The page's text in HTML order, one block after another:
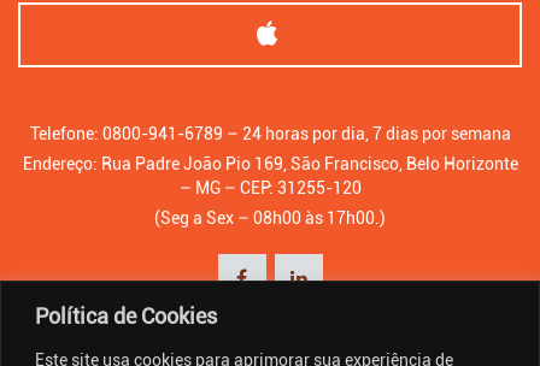
Política de Cookies
Este site usa cookies para aprimorar sua experiência de
Telefone: 0800-941-6789 – 24 horas por dia, 7 dias por semana
Endereço: Rua Padre João Pio 169, São Francisco, Belo Horizonte
– MG – CEP: 31255-120
(Seg a Sex – 08h00 às 17h00.)